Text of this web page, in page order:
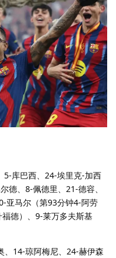
5-库巴西、24-埃里克-加西
德、8-佩德里、21-德容、
亚马尔（第93分钟4-阿劳
德）、9-莱万多夫斯基
、14-琼阿梅尼、24-赫伊森